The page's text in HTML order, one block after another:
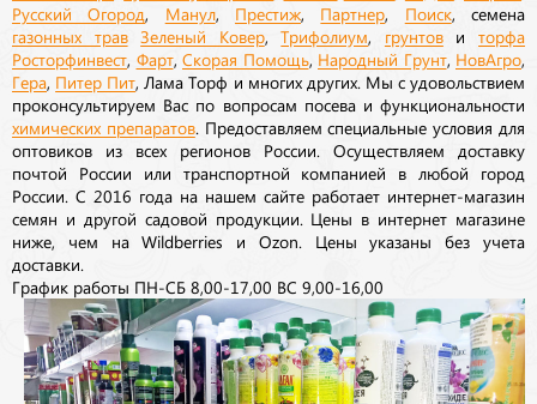
Русский Огород Манул, Престиж Партнер Поиск, семена
газонных трав Зеленый Ковер,Трифолиум грунтовиторфа
Росторфинвест Фарт, Скорая Помощь Народный Грунт, НовАгро
Гера Питер Пит , Лама Торф и многих других. Мы с удовольствием
проконсультируем Вас по вопросам посева и функциональности
химических препаратов. Предоставляем специальные условия для
оптовиков из всех регионов России. Осуществляем доставку
почтой России или транспортной компанией в любой город
России. С 2016 года на нашем сайте работает интернет-магазин
семян и другой садовой продукции. Цены в интернет магазине
ниже, чем на Wildberries и Ozon. Цены указаны без учета
доставки.
График работы ПН-СБ 8,00-17,00 ВС 9,00-16,00